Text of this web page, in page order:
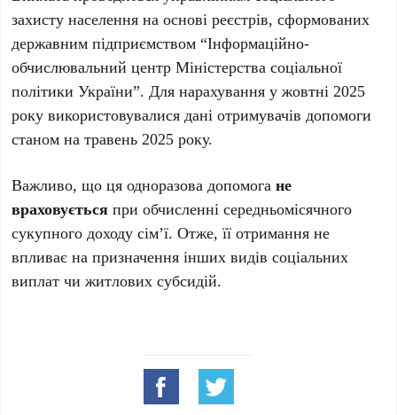
захисту населення на основі реєстрів, сформованих
державним підприємством “Інформаційно-
обчислювальний центр Міністерства соціальної
політики України”. Для нарахування у жовтні 2025
року використовувалися дані отримувачів допомоги
станом на травень 2025 року.
Важливо, що ця одноразова допомогане
враховується при обчисленні середньомісячного
сукупного доходу сім’ї. Отже, її отримання не
впливає на призначення інших видів соціальних
виплат чи житлових субсидій.